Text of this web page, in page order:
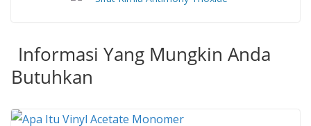
Informasi Yang Mungkin Anda
Butuhkan